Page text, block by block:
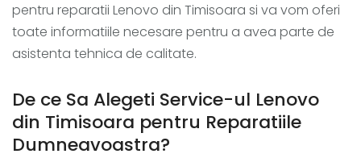
pentru reparatii Lenovo din Timisoara si va vom oferi
toate informatiile necesare pentru a avea parte de
asistenta tehnica de calitate.
De ce Sa Alegeti Service-ul Lenovo
din Timisoara pentru Reparatiile
Dumneavoastra?